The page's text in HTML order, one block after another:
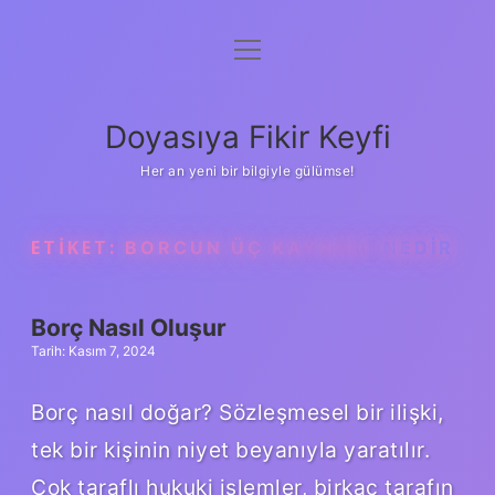
Anasayfa
Yasal Uyarı
menüyü
Doyasıya Fikir Keyfi
Her an yeni bir bilgiyle gülümse!
ETIKET: BORCUN ÜÇ KAYNAĞI NEDIR
Borç Nasıl Oluşur
Tarih: Kasım 7, 2024
Borç nasıl doğar? Sözleşmesel bir ilişki,
tek bir kişinin niyet beyanıyla yaratılır.
Çok taraflı hukuki işlemler, birkaç tarafın